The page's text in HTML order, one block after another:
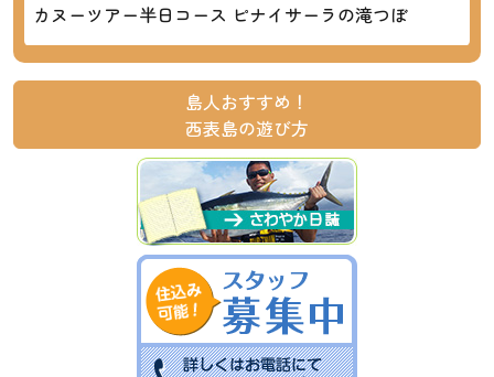
カヌーツアー半日コース ピナイサーラの滝つぼ
島人おすすめ！
西表島の遊び方